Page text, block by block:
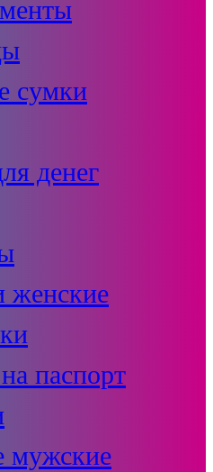
сумки
денег
женские
паспорт
мужские